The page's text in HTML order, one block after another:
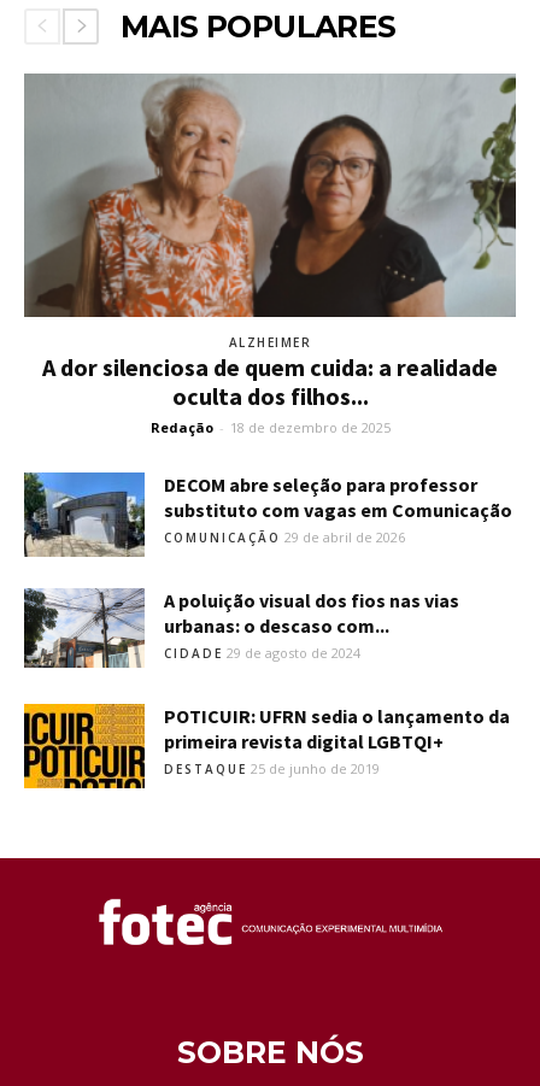
MAIS POPULARES
ALZHEIMER
A dor silenciosa de quem cuida: a realidade
oculta dos filhos...
Redação - 18 de dezembro de 2025
DECOM abre seleção para professor
substituto com vagas em Comunicação
COMUNICAÇÃO 29 de abril de 2026
A poluição visual dos fios nas vias
urbanas: o descaso com...
CIDADE 29 de agosto de 2024
POTICUIR: UFRN sedia o lançamento da
primeira revista digital LGBTQI+
DESTAQUE 25 de junho de 2019
SOBRE NÓS